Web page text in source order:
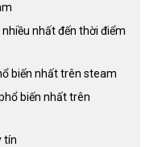
nhất đến thời điểm
biến nhất trên steam
biến nhất trên
tín